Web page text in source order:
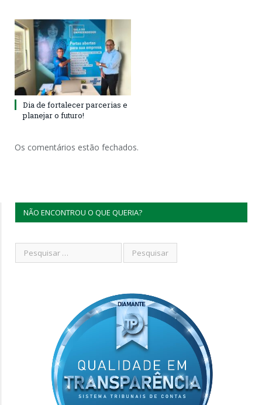
Dia de fortalecer parcerias e
planejar o futuro!
Os comentários estão fechados.
NÃO ENCONTROU O QUE QUERIA?